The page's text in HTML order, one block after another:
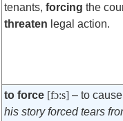
tenants, forcing the
threaten legal action.
to force [fɔ:s] – to
his story forced tears